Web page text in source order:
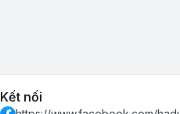
Kết nối